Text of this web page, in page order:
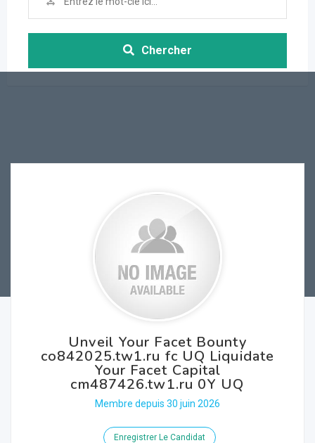
Chercher
Unveil Your Facet Bounty
co842025.tw1.ru fc UQ Liquidate
Your Facet Capital
cm487426.tw1.ru 0Y UQ
Membre depuis 30 juin 2026
Enregistrer Le Candidat